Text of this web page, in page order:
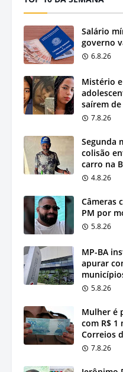
Salário
governo
6.8.26
Mistério
saírem
7.8.26
Segunda
colisão
carro na
4.8.26
Câmeras
PM por
5.8.26
MP-BA
apurar
5.8.26
Mulher é
com R$ 1
Correios
7.8.26